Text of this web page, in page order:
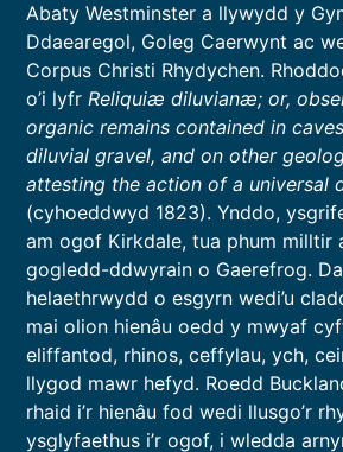
Abaty Westminster a llywydd y
Ddaearegol, Goleg Caerwynt ac
Corpus Christi Rhydychen.
o’i lyfrReliquiæ diluvianæ; or,
organic remains contained in
diluvial gravel, and on other
attesting the action of a universal
(cyhoeddwyd 1823). Ynddo,
am ogof Kirkdale, tua phum milltir
gogledd-ddwyrain o Gaerefrog.
helaethrwydd o esgyrn wedi’u
mai olion hienâu oedd y mwyaf
eliffantod, rhinos, ceffylau, ych,
llygod mawr hefyd. Roedd
rhaid i’r hienâu fod wedi llusgo’r
ysglyfaethus i’r ogof, i wledda